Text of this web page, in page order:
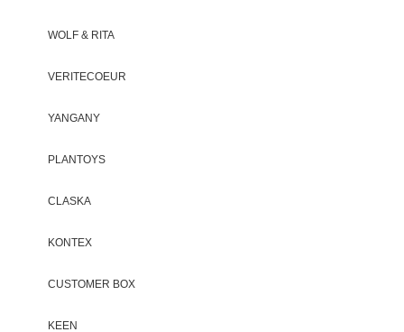
WOLF & RITA
VERITECOEUR
YANGANY
PLANTOYS
CLASKA
KONTEX
CUSTOMER BOX
KEEN